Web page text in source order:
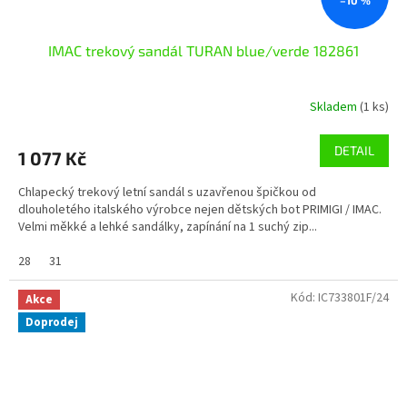
IMAC trekový sandál TURAN blue/verde 182861
Skladem (1 ks)
1 077 Kč DETAIL
Chlapecký trekový letní sandál s uzavřenou špičkou od
dlouholetého italského výrobce nejen dětských bot PRIMIGI / IMAC.
Velmi měkké a lehké sandálky, zapínání na 1 suchý zip...
28
31
Akce
Doprodej
Kód: IC733801F/24